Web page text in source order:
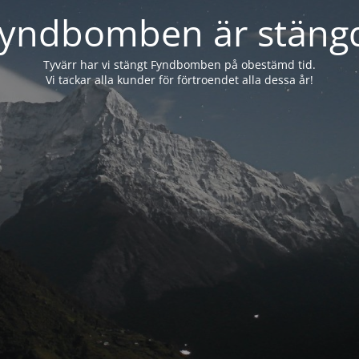
är
Tyvärr har vi stängt Fyndbomben på obestämd tid.
Vi tackar alla kunder för förtroendet alla dessa år!